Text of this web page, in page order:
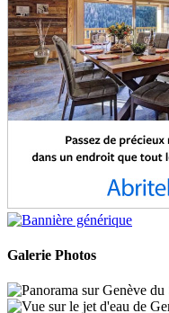
Galerie Photos